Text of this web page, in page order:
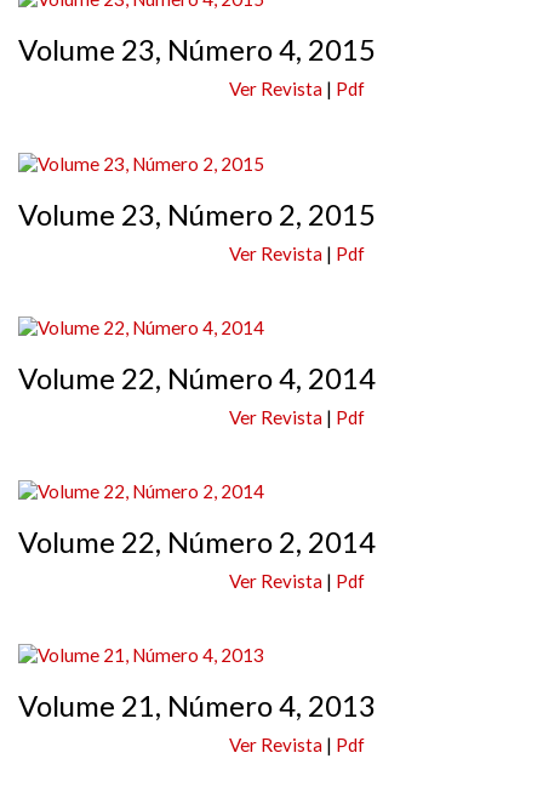
Volume 23, Número 4, 2015
Ver Revista | Pdf
Volume 23, Número 2, 2015
Ver Revista | Pdf
Volume 22, Número 4, 2014
Ver Revista | Pdf
Volume 22, Número 2, 2014
Ver Revista | Pdf
Volume 21, Número 4, 2013
Ver Revista | Pdf